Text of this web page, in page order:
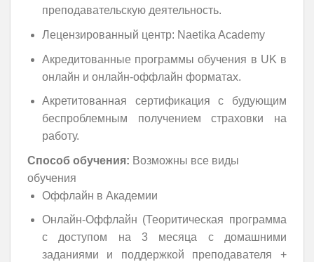
преподавательскую деятельность.
Лецензированный центр: Naetika Academy
Акредитованные программы обучения в UK в
онлайн и онлайн-оффлайн форматах.
Акретитованная сертификация с будующим
беспроблемным получением страховки на
работу.
Способ обучения: Возможны все виды
обучения
Оффлайн в Академии
Онлайн-Оффлайн (Теоритическая программа
с доступом на 3 месяца с домашними
заданиями и поддержкой преподавателя +